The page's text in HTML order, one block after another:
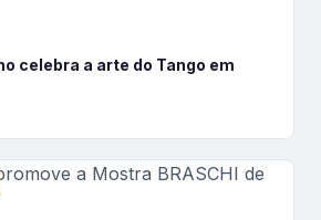
celebra a arte do Tango em